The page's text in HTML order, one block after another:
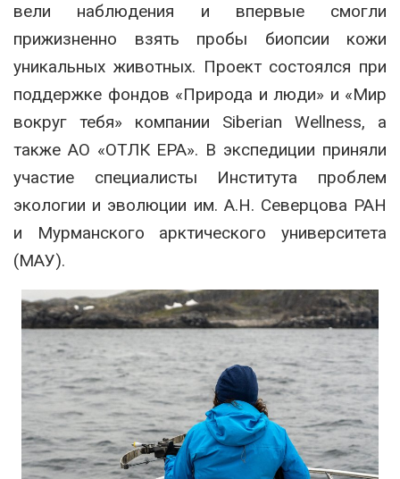
вели наблюдения и впервые смогли
прижизненно взять пробы биопсии кожи
уникальных животных. Проект состоялся при
поддержке фондов «Природа и люди» и «Мир
вокруг тебя» компании Siberian Wellness, а
также АО «ОТЛК ЕРА». В экспедиции приняли
участие специалисты Института проблем
экологии и эволюции им. А.Н. Северцова РАН
и Мурманского арктического университета
(МАУ).